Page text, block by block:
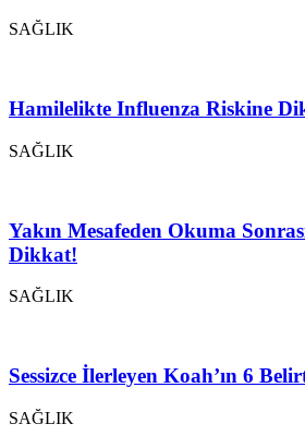
SAĞLIK
Hamilelikte Influenza Riskine
SAĞLIK
Yakın Mesafeden Okuma
Dikkat!
SAĞLIK
Sessizce İlerleyen Koah’ın 6
SAĞLIK